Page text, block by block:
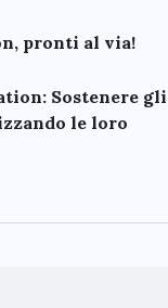
pronti al via!
Sostenere gli
le loro